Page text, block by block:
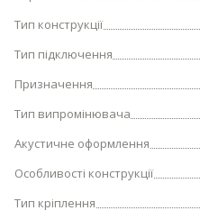
Тип конструкції
Тип підключення
Призначення
Тип випромінювача
Акустичне оформлення
Особливості конструкції
Тип кріплення